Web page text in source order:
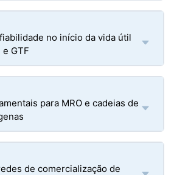
no início da vida útil
GTF
para MRO e cadeias de
de comercialização de